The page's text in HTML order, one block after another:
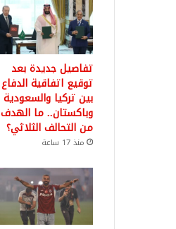
تفاصيل جديدة بعد
توقيع اتفاقية الدفاع
بين تركيا والسعودية
وباكستان.. ما الهدف
من التحالف الثلاثي؟
منذ 17 ساعة